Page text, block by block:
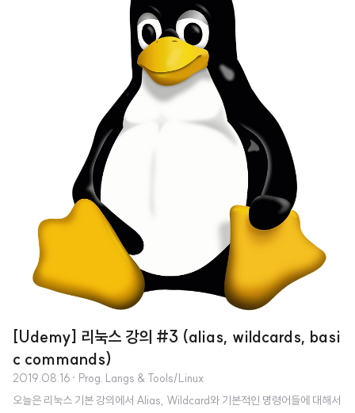
[Udemy] 리눅스 강의 #3 (alias, wildcards, basi
c commands)
2019.08.16 · Prog. Langs & Tools/Linux
오늘은 리눅스 기본 강의에서 Alias, Wildcard와 기본적인 명령어들에 대해서